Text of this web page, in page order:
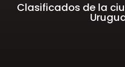
Clasificados de la